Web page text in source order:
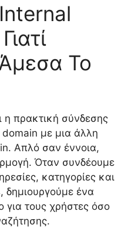
Το
η πρακτική σύνδεσης
domain με μια άλλη
Απλό σαν έννοια,
Όταν συνδέουμε
κατηγορίες και
δημιουργούμε ένα
για τους χρήστες όσο